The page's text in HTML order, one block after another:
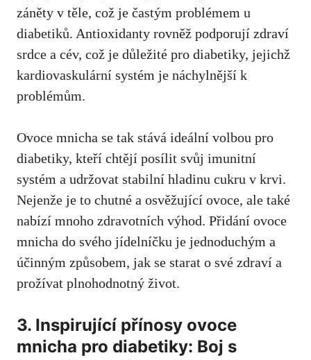
záněty v těle, což je častým ⁢problémem u
diabetiků. Antioxidanty rovněž podporují zdraví
srdce a cév, což je důležité pro diabetiky, jejichž
kardiovaskulární systém je náchylnější k
problémům.
Ovoce‍ mnicha se tak ​stává⁢ ideální volbou pro
diabetiky, kteří chtějí​ posílit svůj imunitní
systém a udržovat stabilní hladinu cukru v krvi.
Nejenže je to chutné ⁤a osvěžující ovoce, ⁣ale také
nabízí⁤ mnoho zdravotních výhod.‌ Přidání ovoce
mnicha⁤ do svého ‌jídelníčku je jednoduchým a
účinným‍ způsobem, jak se starat o své zdraví a
prožívat plnohodnotný život.
3. Inspirující přínosy ovoce
mnicha‍ pro diabetiky: ‌Boj s